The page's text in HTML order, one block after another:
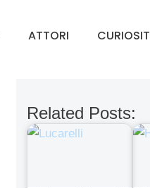
ATTORI
Related Posts: